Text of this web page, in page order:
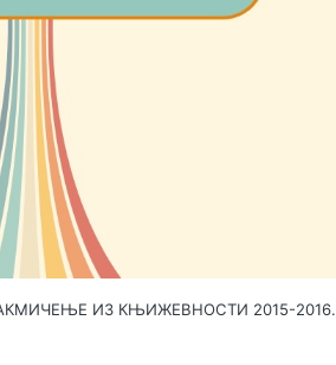
ИЗ КЊИЖЕВНОСТИ 2015-2016.